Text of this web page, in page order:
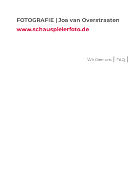
FOTOGRAFIE | Joa van Overstraaten
www.schauspielerfoto.de
Wir über uns| FAQ|